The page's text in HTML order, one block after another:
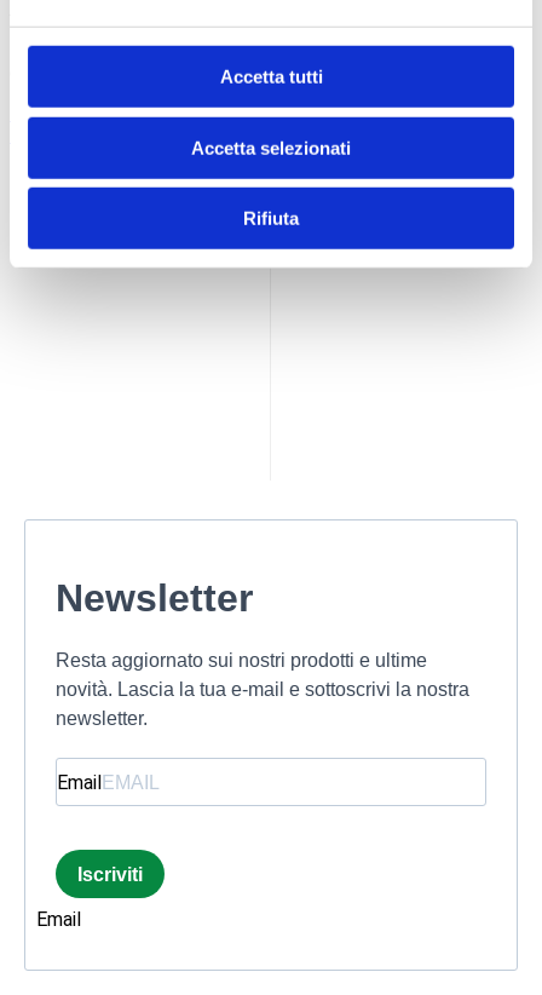
Accetta tutti
Accetta selezionati
Rifiuta
Viale S. Tinozzi, 17
65024 Manoppello (PE) - IT
+39 085 8561895
Newsletter
Resta aggiornato sui nostri prodotti e ultime
novità. Lascia la tua e-mail e sottoscrivi la nostra
newsletter.
Email
Iscriviti
Email